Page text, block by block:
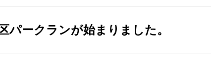
パークランが始まりました。